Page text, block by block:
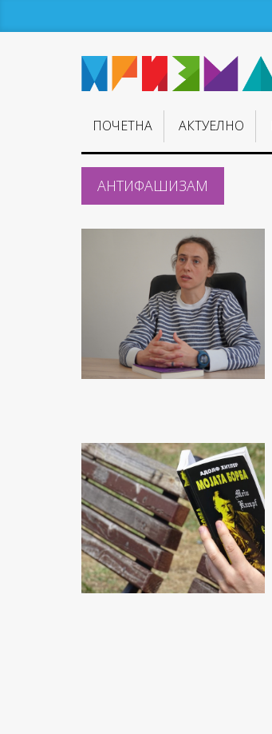
ПОЧЕТНА АКТУЕЛНО
АНТИФАШИЗАМ